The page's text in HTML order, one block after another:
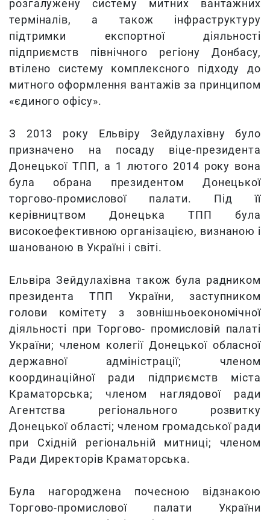
розгалужену систему митних вантажних
терміналів, а також інфраструктуру
підтримки експортної діяльності
підприємств північного регіону Донбасу,
втілено систему комплексного підходу до
митного оформлення вантажів за принципом
«єдиного офісу».
З 2013 року Ельвіру Зейдулахівну було
призначено на посаду віце-президента
Донецької ТПП, а 1 лютого 2014 року вона
була обрана президентом Донецької
торгово-промислової палати. Під її
керівництвом Донецька ТПП була
високоефективною організацією, визнаною і
шанованою в Україні і світі.
Ельвіра Зейдулахівна також була радником
президента ТПП України, заступником
голови комітету з зовнішньоекономічної
діяльності при Торгово- промисловій палаті
України; членом колегії Донецької обласної
державної адміністрації; членом
координаційної ради підприємств міста
Краматорська; членом наглядової ради
Агентства регіонального розвитку
Донецької області; членом громадської ради
при Східній регіональній митниці; членом
Ради Директорів Краматорська.
Була нагороджена почесною відзнакою
Торгово-промислової палати України